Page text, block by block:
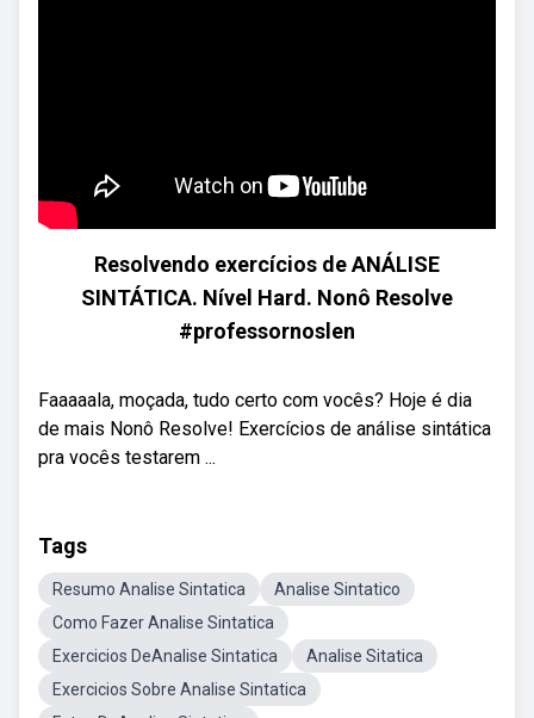
Resolvendo exercícios de ANÁLISE
SINTÁTICA. Nível Hard. Nonô Resolve
#professornoslen
Faaaaala, moçada, tudo certo com vocês? Hoje é dia
de mais Nonô Resolve! Exercícios de análise sintática
pra vocês testarem ...
Tags
Resumo Analise Sintatica
Analise Sintatico
Como Fazer Analise Sintatica
Exercicios DeAnalise Sintatica
Analise Sitatica
Exercicios Sobre Analise Sintatica